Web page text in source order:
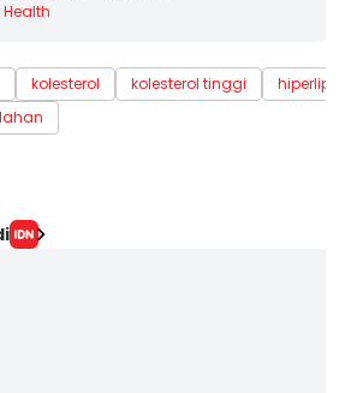
Health
kolesterol kolesterol tinggi